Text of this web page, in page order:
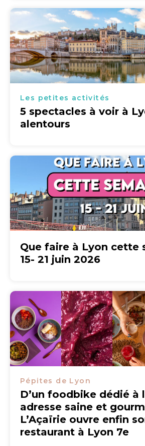
Les petites activités
5 spectacles à voir à
alentours
Que faire à Lyon cette
15- 21 juin 2026
Pépites de Lyon
D’un foodbike dédié à
adresse saine et
L’Açaïrie ouvre enfin
restaurant à Lyon 7e